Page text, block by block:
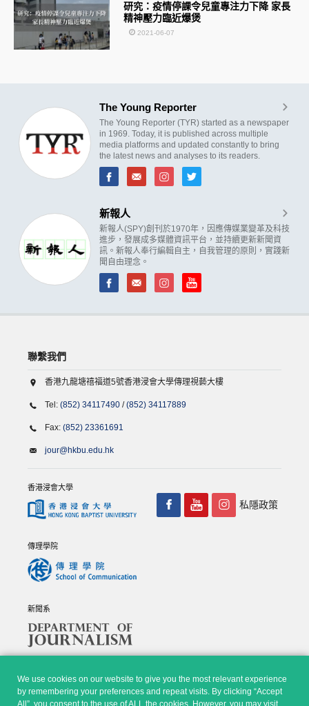
研究：疫情停課令兒童專注力下降 家長
精神壓力臨近爆煲
2021-06-07
The Young Reporter
The Young Reporter (TYR) started as a newspaper
in 1969. Today, it is published across multiple
media platforms and updated constantly to bring
the latest news and analyses to its readers.
新報人
新報人(SPY)創刊於1970年，因應傳媒業變革及科技
進步，發展成多媒體資訊平台，並持續更新新聞資
訊。新報人奉行編輯自主，自我管理的原則，實踐新
聞自由理念。
We use cookies on our website to give you the most relevant experience
by remembering your preferences and repeat visits. By clicking “Accept
All”, you consent to the use of ALL the cookies. However, you may visit
聯繫我們
香港九龍塘禧福道5號香港浸會大學傳理視藝大樓
Tel: (852) 34117490 /(852) 34117889
Fax: (852) 23361691
jour@hkbu.edu.hk
香港浸會大學
傳理學院
新聞系
私隱政策